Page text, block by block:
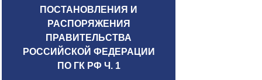
ПОСТАНОВЛЕНИЯ И
РАСПОРЯЖЕНИЯ
ПРАВИТЕЛЬСТВА
РОССИЙСКОЙ ФЕДЕРАЦИИ
ПО ГК РФ Ч. 1